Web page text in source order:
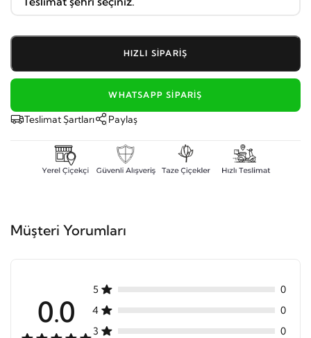
HIZLI SIPARIŞ
WHATSAPP SIPARIŞ
Teslimat Şartları Paylaş
Müşteri Yorumları
0.0
5
0
4
0
3
0